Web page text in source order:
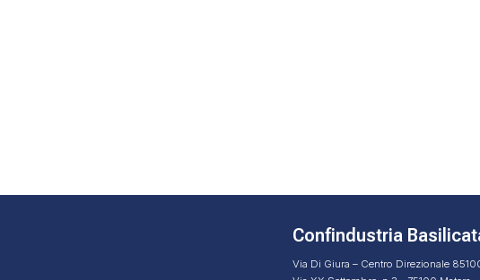
Confindustria
Via Di Giura – Centro Direzionale